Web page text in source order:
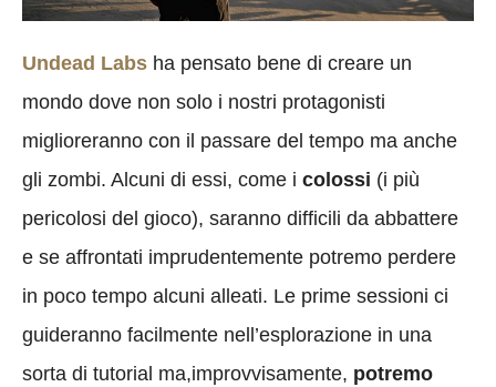
Undead Labs ha pensato bene di creare un
mondo dove non solo i nostri protagonisti
miglioreranno con il passare del tempo ma anche
gli zombi. Alcuni di essi, come i colossi (i più
pericolosi del gioco), saranno difficili da abbattere
e se affrontati imprudentemente potremo perdere
in poco tempo alcuni alleati. Le prime sessioni ci
guideranno facilmente nell’esplorazione in una
sorta di tutorial ma,improvvisamente, potremo